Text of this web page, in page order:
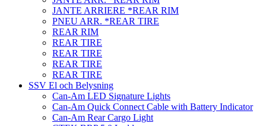
JANTE ARRIERE *REAR RIM
PNEU ARR. *REAR TIRE
REAR RIM
REAR TIRE
REAR TIRE
REAR TIRE
REAR TIRE
SSV El och Belysning
Can-Am LED Signature Lights
Can-Am Quick Connect Cable with Battery Indicator
Can-Am Rear Cargo Light